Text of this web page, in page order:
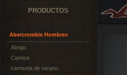
PRODUCTOS
Abercrombie Hombres
Abrigo
Camisa
camiseta de verano